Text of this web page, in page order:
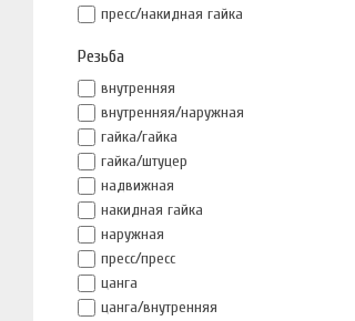
пресс/накидная гайка
Резьба
внутренняя
внутренняя/наружная
гайка/гайка
гайка/штуцер
надвижная
накидная гайка
наружная
пресс/пресс
цанга
цанга/внутренняя